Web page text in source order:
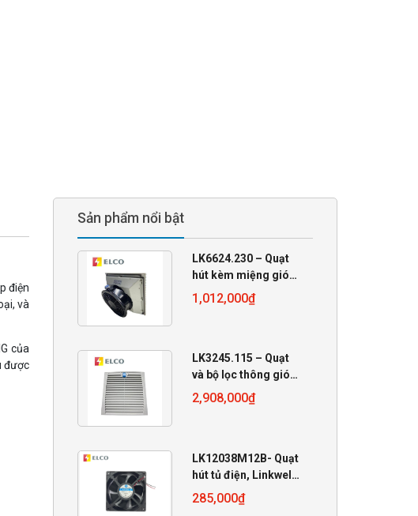
điện
và
của
được
Sản phẩm nổi bật
LK6624.230 – Quạt
hút kèm miệng gió
230VAC
255x255x105
1,012,000₫
LK3245.115 – Quạt
và bộ lọc thông gió
Linkwell 115VAC
2,908,000₫
LK12038M12B- Quạt
hút tủ điện, Linkwell
12V, 120x120x38mm
285,000₫